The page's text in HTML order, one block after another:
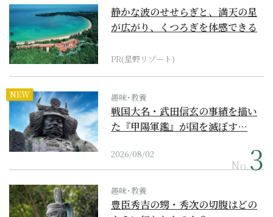
静かな波のせせらぎと、満天の星
が広がり、くつろぎを体感できる
PR(星野リゾート)
NEW 趣味･教養
戦国大名・武田信玄の事績を描い
た『甲陽軍鑑』が国を滅ぼす…
2026/08/02
No.
趣味･教養
豊臣秀吉の甥・秀次の切腹はどの